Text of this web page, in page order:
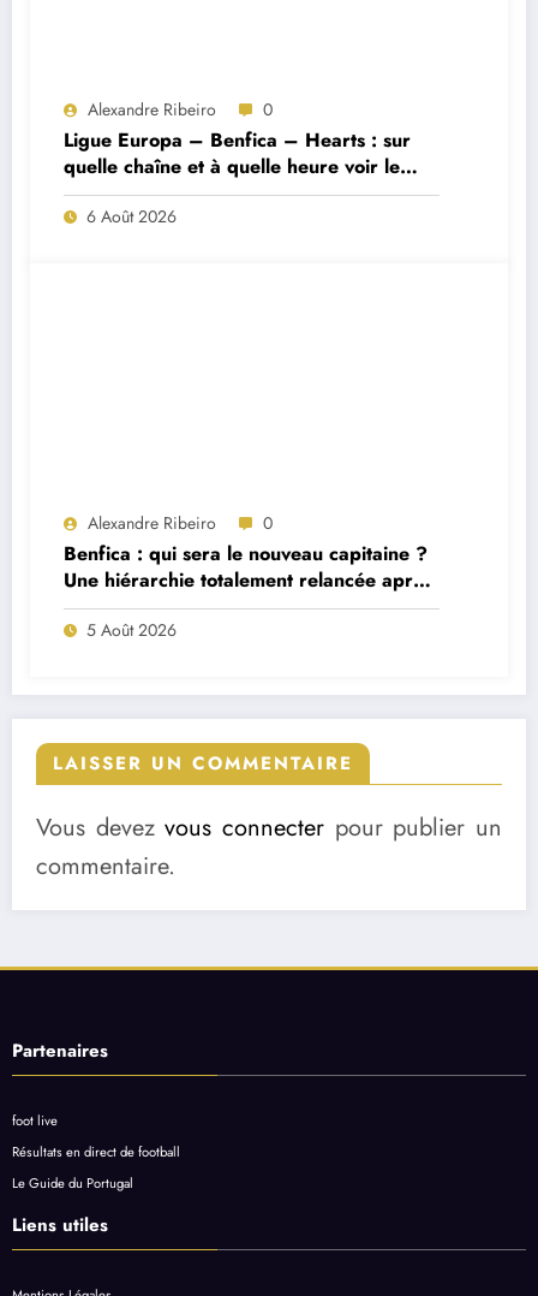
Alexandre Ribeiro 0
Ligue Europa – Benfica – Hearts : sur
quelle chaîne et à quelle heure voir le
match ?
6 Août 2026
Alexandre Ribeiro 0
Benfica : qui sera le nouveau capitaine ?
Une hiérarchie totalement relancée après
deux départs majeurs
5 Août 2026
LAISSER UN COMMENTAIRE
Vous devezvous connecter pour publier un
commentaire.
Partenaires
foot live
Résultats en direct de football
Le Guide du Portugal
Liens utiles